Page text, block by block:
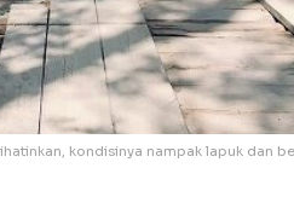
kondisinya nampak lapuk dan